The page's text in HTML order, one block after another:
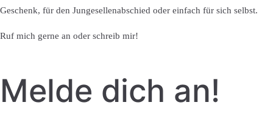
Geschenk, für den Jungesellenabschied oder einfach für sich selbst.
Ruf mich gerne an oder schreib mir!
Melde dich an!